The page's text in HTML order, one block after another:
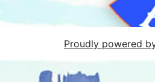
Proudly powered